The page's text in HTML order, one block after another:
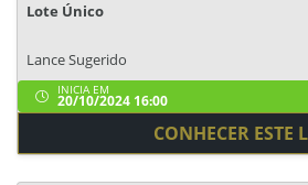
Lote Único
Lance Sugerido
INICIA EM
20/10/2024 16:00
CONHECER ESTE